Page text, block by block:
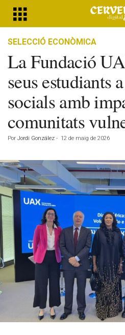
SELECCIÓ ECONÒMICA
La Fundació
seus estudiants
socials amb
comunitats
Por Jordi González - 12 de maig de 2026